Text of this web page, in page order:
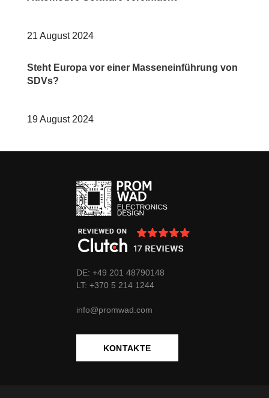
21 August 2024
Steht Europa vor einer Masseneinführung von
SDVs?
19 August 2024
DE: +49 201 48790148
LT: +3705 214 1244
info@promwad.com
KONTAKTE